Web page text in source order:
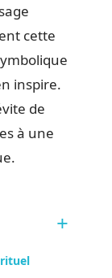
cette
inspire.
de
à une